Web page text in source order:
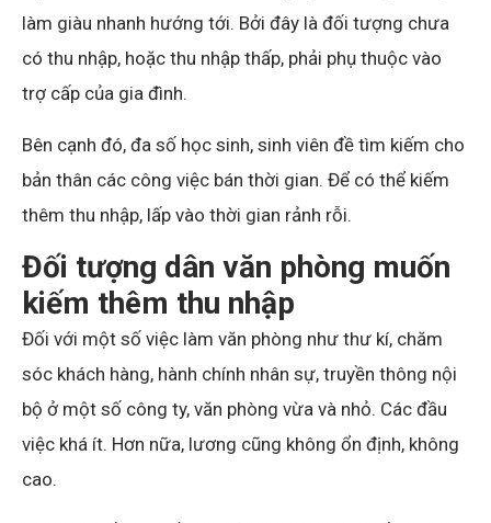
làm giàu nhanh hướng tới. Bởi đây là đối tượng chưa
có thu nhập, hoặc thu nhập thấp, phải phụ thuộc vào
trợ cấp của gia đình.
Bên cạnh đó, đa số học sinh, sinh viên đề tìm kiếm cho
bản thân các công việc bán thời gian. Để có thể kiếm
thêm thu nhập, lấp vào thời gian rảnh rỗi.
Đối tượng dân văn phòng muốn
kiếm thêm thu nhập
Đối với một số việc làm văn phòng như thư kí, chăm
sóc khách hàng, hành chính nhân sự, truyền thông nội
bộ ở một số công ty, văn phòng vừa và nhỏ. Các đầu
việc khá ít. Hơn nữa, lương cũng không ổn định, không
cao.